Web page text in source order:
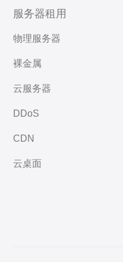
服务器租用
物理服务器
裸金属
云服务器
DDoS
CDN
云桌面